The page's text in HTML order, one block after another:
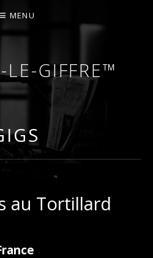
LE-GIFFRE™
BAR – FÊTES –
MENU
au Tortillard